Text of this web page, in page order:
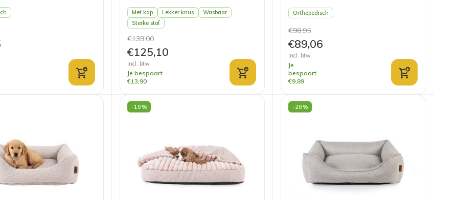
Met kap Lekker knus
Wasbaar
Sterke stof
€139,00
€125,10
Incl. btw
Je bespaart
€13,90
Orthopedisch
€98,95
€89,06
Incl. btw
Je
bespaart
€9,89
-10% -20%